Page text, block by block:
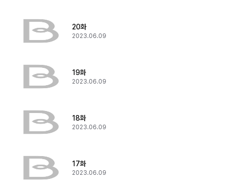
20화
2023.06.09
19화
2023.06.09
18화
2023.06.09
17화
2023.06.09